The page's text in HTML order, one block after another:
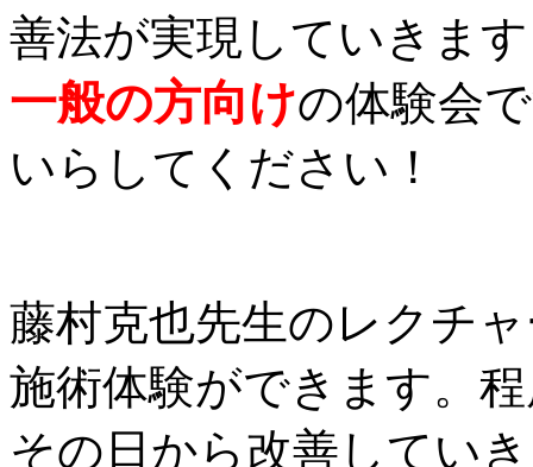
善法が実現していきま
一般の方向けの体験会
いらしてください！
藤村克也先生のレクチ
施術体験ができます。
その日から改善してい